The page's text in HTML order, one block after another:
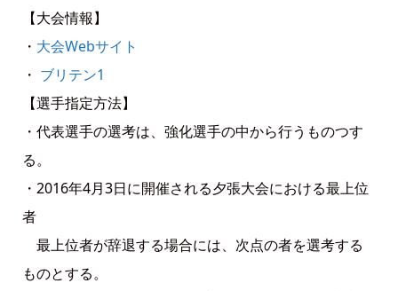
【大会情報】
・ 大会Webサイト
・ ブリテン1
【選手指定方法】
・代表選手の選考は、強化選手の中から行うものつす
る。
・2016年4月3日に開催される夕張大会における最上位
者
最上位者が辞退する場合には、次点の者を選考する
ものとする。